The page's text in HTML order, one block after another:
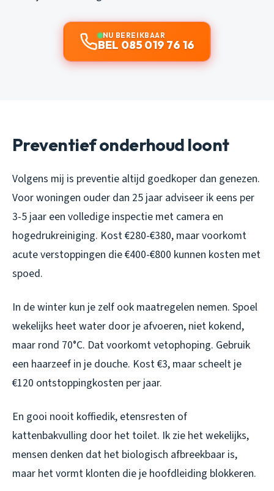
NU BEREIKBAAR
BEL 085 019 76 16
Preventief onderhoud loont
Volgens mij is preventie altijd goedkoper dan genezen.
Voor woningen ouder dan 25 jaar adviseer ik eens per
3-5 jaar een volledige inspectie met camera en
hogedrukreiniging. Kost €280-€380, maar voorkomt
acute verstoppingen die €400-€800 kunnen kosten met
spoed.
In de winter kun je zelf ook maatregelen nemen. Spoel
wekelijks heet water door je afvoeren, niet kokend,
maar rond 70°C. Dat voorkomt vetophoping. Gebruik
een haarzeef in je douche. Kost €3, maar scheelt je
€120 ontstoppingkosten per jaar.
En gooi nooit koffiedik, etensresten of
kattenbakvulling door het toilet. Ik zie het wekelijks,
mensen denken dat het biologisch afbreekbaar is,
maar het vormt klonten die je hoofdleiding blokkeren.